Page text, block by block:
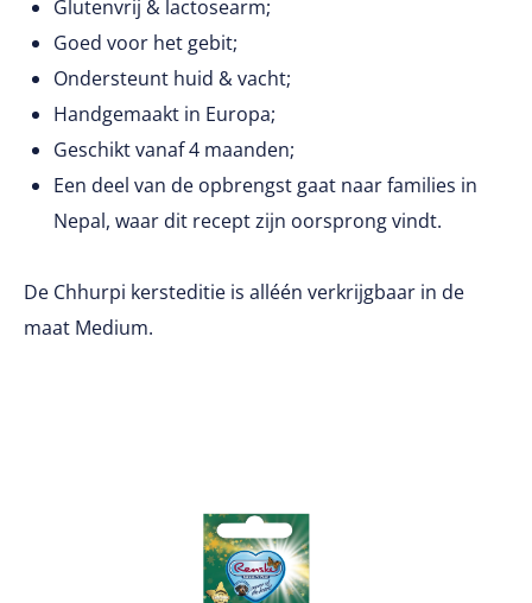
Glutenvrij & lactosearm;
Goed voor het gebit;
Ondersteunt huid & vacht;
Handgemaakt in Europa;
Geschikt vanaf 4 maanden;
Een deel van de opbrengst gaat naar families in
Nepal, waar dit recept zijn oorsprong vindt.
De Chhurpi kersteditie is alléén verkrijgbaar in de
maat Medium.